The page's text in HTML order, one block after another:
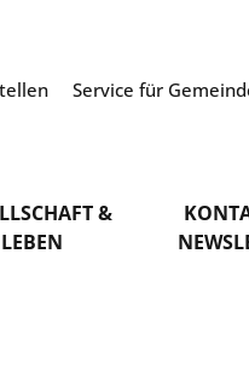
Service für
&
LEBEN